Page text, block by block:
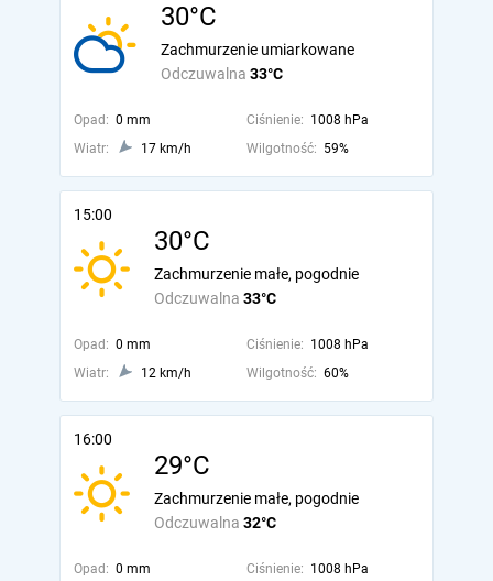
30°C
Odczuwalna 33°C
Zachmurzenie umiarkowane
Opad: 0 mm Ciśnienie: 1008 hPa
Wiatr:
17 km/h Wilgotność: 59%
15:00
30°C
Odczuwalna 33°C
Zachmurzenie małe, pogodnie
Opad: 0 mm Ciśnienie: 1008 hPa
Wiatr:
12 km/h Wilgotność: 60%
16:00
29°C
Odczuwalna 32°C
Zachmurzenie małe, pogodnie
Opad: 0 mm Ciśnienie: 1008 hPa